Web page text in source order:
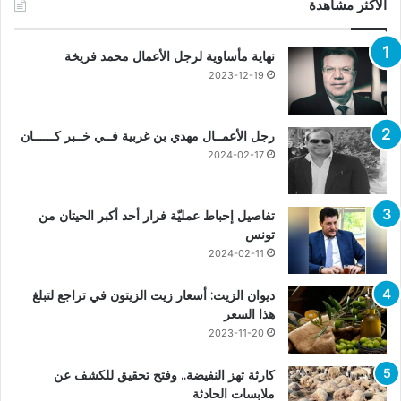
الأكثر مشاهدة
نهاية مأساوية لرجل الأعمال محمد فريخة
2023-12-19
رجل الأعمــال مهدي بن غربية فــي خــبر كــــــان
2024-02-17
تفاصيل إحباط عمليّة فرار أحد أكبر الحيتان من
تونس
2024-02-11
ديوان الزيت: أسعار زيت الزيتون في تراجع لتبلغ
هذا السعر
2023-11-20
كارثة تهز النفيضة.. وفتح تحقيق للكشف عن
ملابسات الحادثة